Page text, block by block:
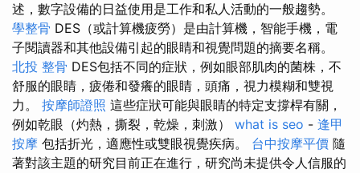
述，數字設備的日益使用是工作和私人活動的一般趨勢。
學整骨 DES（或計算機疲勞）是由計算機，智能手機，電
子閱讀器和其他設備引起的眼睛和視覺問題的摘要名稱。
北投 整骨 DES包括不同的症狀，例如眼部肌肉的菌株，不
舒服的眼睛，疲倦和發癢的眼睛，頭痛，視力模糊和雙視
力。 按摩師證照 這些症狀可能與眼睛的特定支撐桿有關，
例如乾眼（灼熱，撕裂，乾燥，刺激） what is seo - 逢甲
按摩 包括折光，適應性或雙眼視覺疾病。 台中按摩平價 隨
著對該主題的研究目前正在進行，研究尚未提供令人信服的